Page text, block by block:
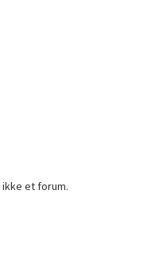
et forum.